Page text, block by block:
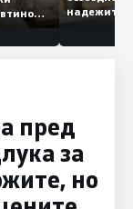
пред
за
но